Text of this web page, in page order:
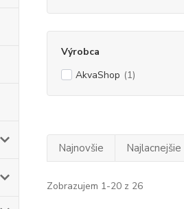
Výrobca
AkvaShop (1)
Najnovšie Najlacnejšie
Zobrazujem 1-20 z 26